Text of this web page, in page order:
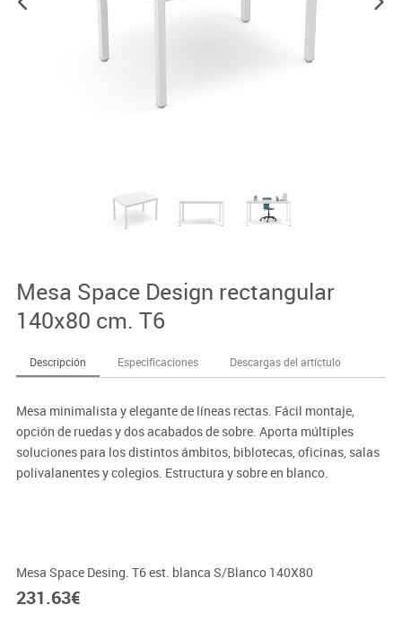
Mesa Space Design rectangular
140x80 cm. T6
Descripción Especificaciones Descargas del artíctulo
Mesa minimalista y elegante de líneas rectas. Fácil montaje,
opción de ruedas y dos acabados de sobre. Aporta múltiples
soluciones para los distintos ámbitos, biblotecas, oficinas, salas
polivalanentes y colegios. Estructura y sobre en blanco.
Mesa Space Desing. T6 est. blanca S/Blanco 140X80
231.63€